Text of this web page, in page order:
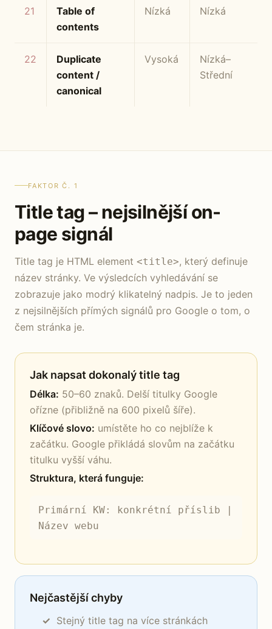
21
Table of
contents
Nízká Nízká
22
Duplicate
content /
canonical
Vysoká
Nízká–
Střední
FAKTOR Č. 1
Title tag – nejsilnější on-
page signál
Title tag je HTML element <title>, který definuje
název stránky. Ve výsledcích vyhledávání se
zobrazuje jako modrý klikatelný nadpis. Je to jeden
z nejsilnějších přímých signálů pro Google o tom, o
čem stránka je.
Jak napsat dokonalý title tag
Délka: 50–60 znaků. Delší titulky Google
ořízne (přibližně na 600 pixelů šíře).
Klíčové slovo: umístěte ho co nejblíže k
začátku. Google přikládá slovům na začátku
titulku vyšší váhu.
Struktura, která funguje:
Primární KW: konkrétní příslib |
Název webu
Nejčastější chyby
Stejný title tag na více stránkách